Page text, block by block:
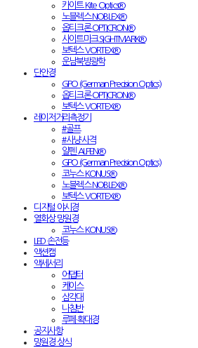
카이트 Kite Optics®
노블렉스 NOBLEX®
옵티크론 OPTICRON®
사이트마크 SIGHTMARK®
보텍스 VORTEX®
운남북방광학
단안경
GPO (German Precision Optics)
옵티크론 OPTICRON®
보텍스 VORTEX®
레이저거리측정기
#골프
#사냥·사격
알펜 ALPEN®
GPO (German Precision Optics)
코누스 KONUS®
노블렉스 NOBLEX®
보텍스 VORTEX®
디지털 야시경
열화상 망원경
코누스 KONUS®
LED 손전등
액션캠
액세서리
어댑터
케이스
삼각대
나침반
루페·확대경
공지사항
망원경 상식